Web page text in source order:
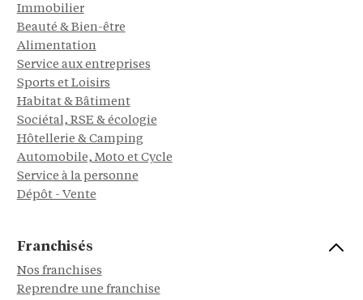
Immobilier
Beauté & Bien-être
Alimentation
Service aux entreprises
Sports et Loisirs
Habitat & Bâtiment
Sociétal, RSE & écologie
Hôtellerie & Camping
Automobile, Moto et Cycle
Service à la personne
Dépôt - Vente
Franchisés
Nos franchises
Reprendre une franchise